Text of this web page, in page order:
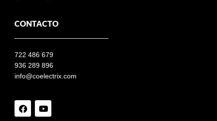
CONTACTO
722 486 679
936 289 896
info@coelectrix.com